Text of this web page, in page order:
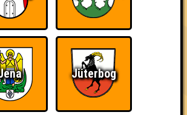
und präsentiert von unseren guten
Eva & Richard erwarten euch fünf Runden
Fragen in den verschiedensten Formen,
also reserviert am besten schnell einen
das maximal aus acht Personen bestehen
Jüterbog